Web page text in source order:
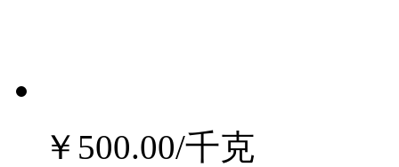
￥500.00/千克